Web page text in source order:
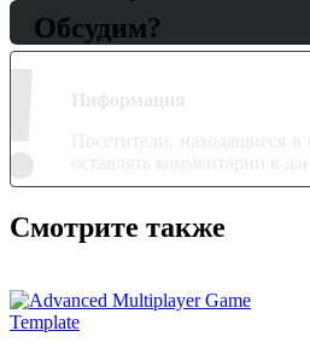
Обсудим?
!
Информация
Посетители, находящиеся в
оставлять комментарии к
Смотрите также